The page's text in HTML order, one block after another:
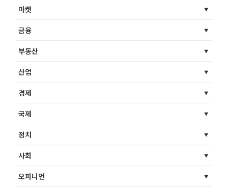
마켓
금융
부동산
산업
경제
국제
정치
사회
오피니언